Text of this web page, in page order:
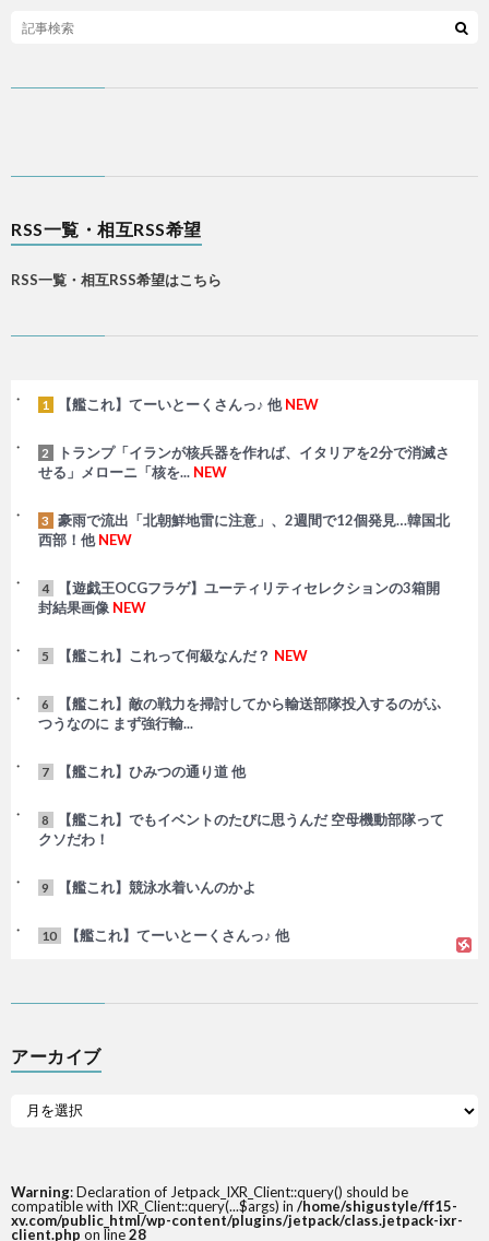
RSS一覧・相互RSS希望
RSS一覧・相互RSS希望はこちら
1 【艦これ】てーいとーくさんっ♪ 他 NEW
2
トランプ「イランが核兵器を作れば、イタリアを2分で消滅さ
せる」メローニ「核を... NEW
3
豪雨で流出「北朝鮮地雷に注意」、2週間で12個発見…韓国北
西部！他 NEW
4
【遊戯王OCGフラゲ】ユーティリティセレクションの3箱開
封結果画像 NEW
5 【艦これ】これって何級なんだ？ NEW
6
【艦これ】敵の戦力を掃討してから輸送部隊投入するのがふ
つうなのに まず強行輸...
7 【艦これ】ひみつの通り道 他
8
【艦これ】でもイベントのたびに思うんだ 空母機動部隊って
クソだわ！
9 【艦これ】競泳水着いんのかよ
10 【艦これ】てーいとーくさんっ♪ 他
アーカイブ
Warning: Declaration of Jetpack_IXR_Client::query() should be
compatible with IXR_Client::query(...$args) in /home/shigustyle/ff15-
xv.com/public_html/wp-content/plugins/jetpack/class.jetpack-ixr-
client.php on line28